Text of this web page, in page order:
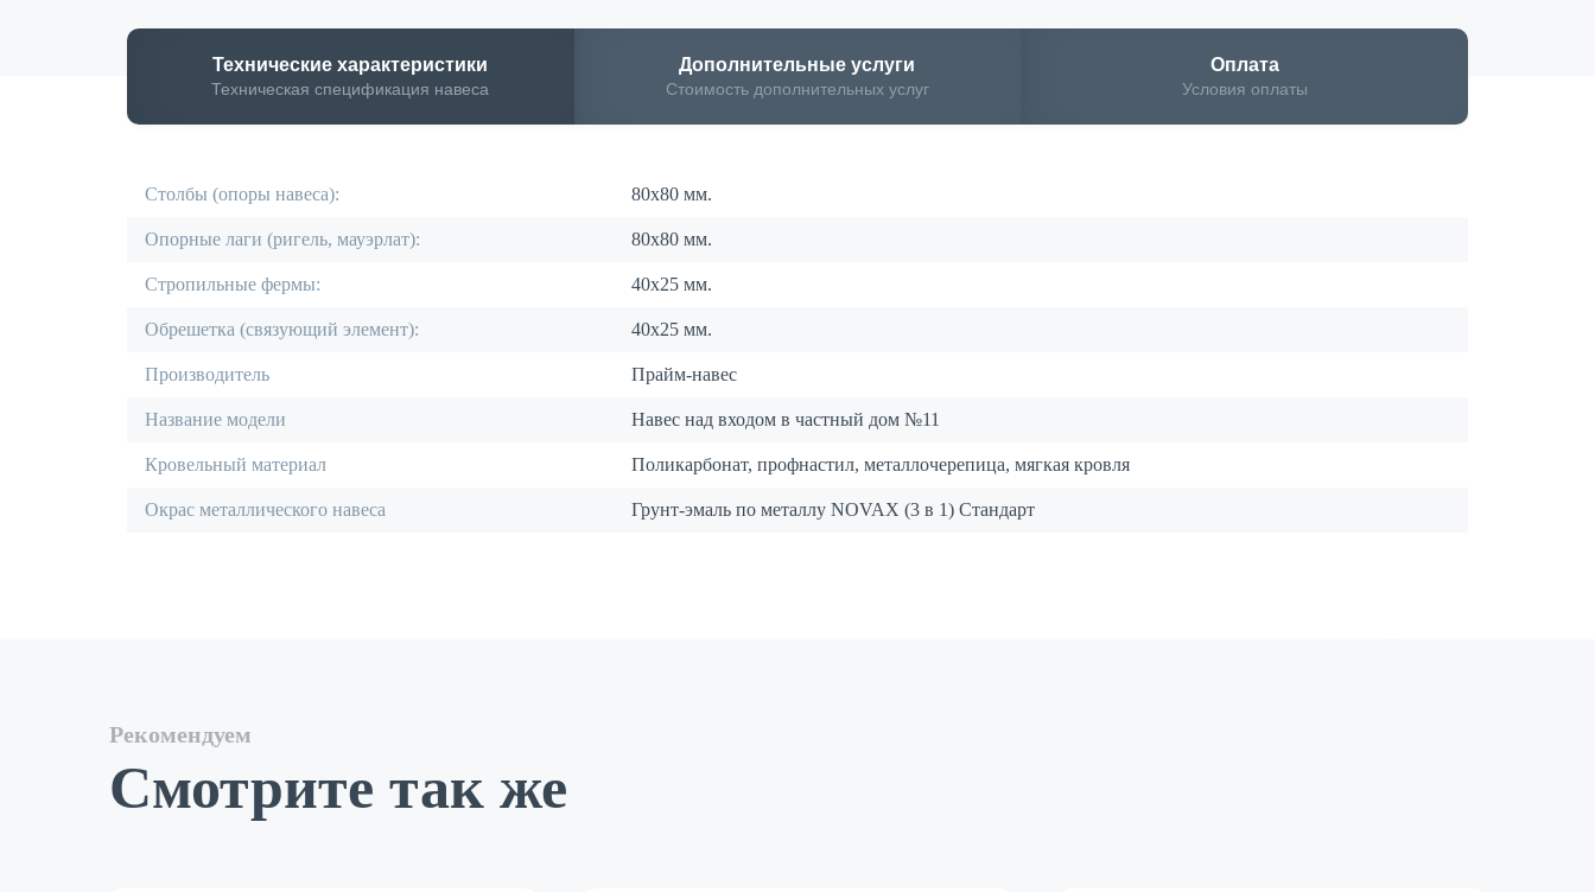
Технические характеристики
Техническая спецификация навеса
Дополнительные услуги
Стоимость дополнительных услуг
Оплата
Условия оплаты
Столбы (опоры навеса): 80х80 мм.
Опорные лаги (ригель, мауэрлат): 80х80 мм.
Стропильные фермы: 40х25 мм.
Обрешетка (связующий элемент): 40х25 мм.
Производитель Прайм-навес
Название модели Навес над входом в частный дом №11
Кровельный материал Поликарбонат, профнастил, металлочерепица, мягкая кровля
Окрас металлического навеса Грунт-эмаль по металлу NOVAX (3 в 1) Стандарт
Рекомендуем
Смотрите так же